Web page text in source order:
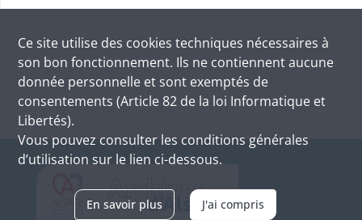
Ce site utilise des cookies techniques nécessaires à
son bon fonctionnement. Ils ne contiennent aucune
donnée personnelle et sont exemptés de
consentements (Article 82 de la loi Informatique et
Libertés).
Vous pouvez consulter les conditions générales
d’utilisation sur le lien ci-dessous.
En savoir plus J'ai compris